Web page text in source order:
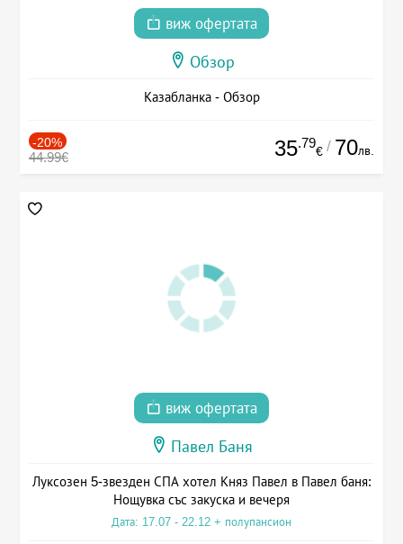
виж офертата
Обзор
Казабланка - Обзор
-20%
44.99€ 35.79
€ / 70лв.
виж офертата
Павел Баня
Луксозен 5-звезден СПА хотел Княз Павел в Павел баня:
Нощувка със закуска и вечеря
Дата: 17.07 - 22.12 + полупансион